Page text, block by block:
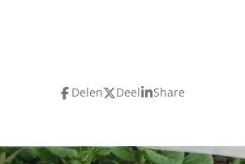
Delen Deel Share